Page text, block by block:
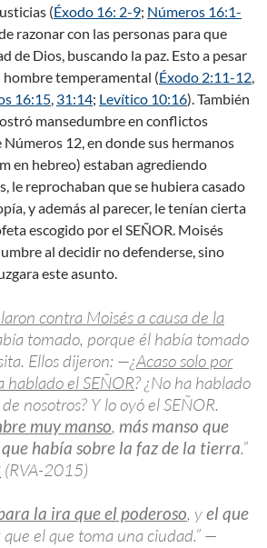
(Éxodo 16: 2-9; Números 16:1-
razonar con las personas para que
de Dios, buscando la paz. Esto a pesar
hombre temperamental (Éxodo 2:11-12,
16:15, 31:14; Levítico 10:16). También
mansedumbre en conflictos
Números 12, en donde sus hermanos
en hebreo) estaban agrediendo
le reprochaban que se hubiera casado
y además al parecer, le tenían cierta
escogido por el SEÑOR. Moisés
al decidir no defenderse, sino
este asunto.
contra Moisés a causa de la
tomado, porque él había tomado
Ellos dijeron: —¿Acaso solo por
hablado el SEÑOR? ¿No ha hablado
nosotros? Y lo oyó el SEÑOR.
muy manso, más manso que
había sobre la faz de la tierra.”
(RVA-2015)
la ira que el poderoso, yel que
que el que toma una ciudad.” —